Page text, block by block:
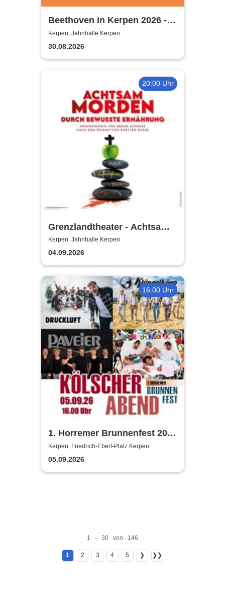
Beethoven in Kerpen 2026 -
Sommerkonzerte 2026
Kerpen, Jahnhalle Kerpen
30.08.2026
20:00 Uhr
Grenzlandtheater - Achtsam
Morden durch bewusste
Ernährung
Kerpen, Jahnhalle Kerpen
04.09.2026
16:00 Uhr
1. Horremer Brunnenfest 2026
- Klüngelköpp, Druckluft,
Planschemalöör, Paveier
Kerpen, Friedrich-Ebert-Platz Kerpen
05.09.2026
1 - 30 von 146
1 2 3 4 5 ❯ ❯❯